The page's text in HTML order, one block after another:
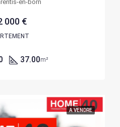
en-born
000 €
37.00m²
A VENDRE